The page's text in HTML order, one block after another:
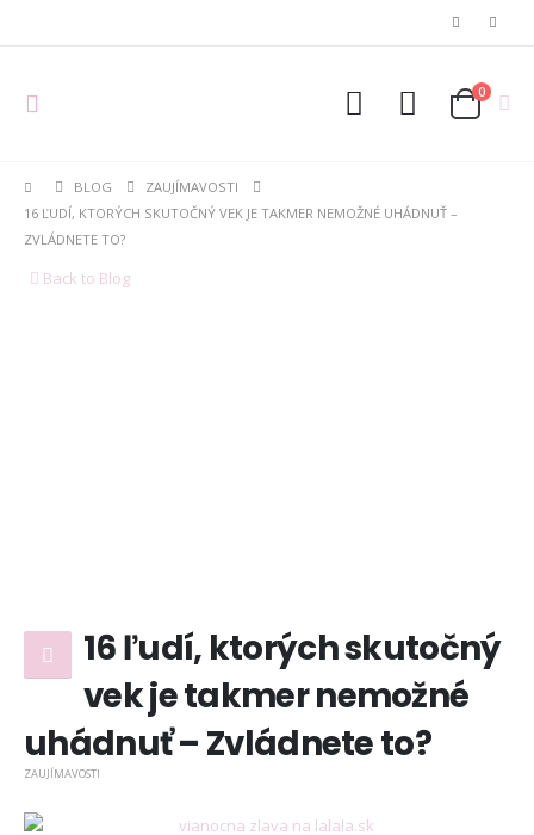
0
BLOG
ZAUJÍMAVOSTI
16 ĽUDÍ, KTORÝCH SKUTOČNÝ VEK JE TAKMER NEMOŽNÉ UHÁDNUŤ –
ZVLÁDNETE TO?
Back to Blog
16 ľudí, ktorých skutočný
vek je takmer nemožné
uhádnuť – Zvládnete to?
ZAUJÍMAVOSTI